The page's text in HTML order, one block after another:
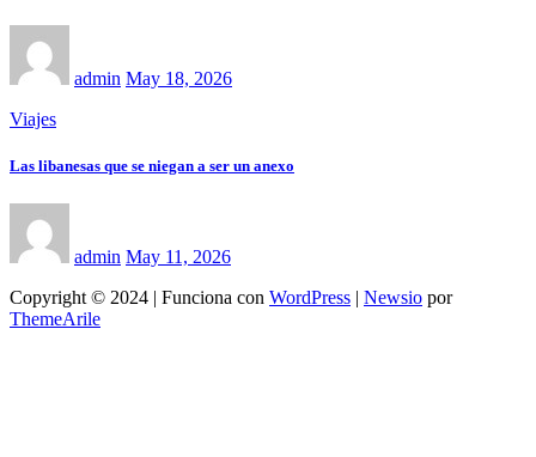
admin May 18, 2026
Viajes
Las libanesas que se niegan a ser un anexo
admin May 11, 2026
Copyright © 2024 | Funciona con WordPress | Newsio por
ThemeArile